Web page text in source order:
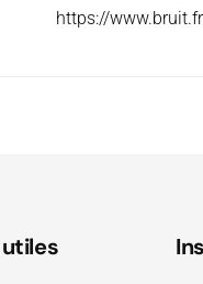
https://